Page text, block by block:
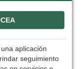
aplicación
seguimiento